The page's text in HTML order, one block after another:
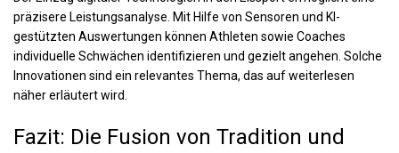
präzisere Leistungsanalyse. Mit Hilfe von Sensoren und KI-
gestützten Auswertungen können Athleten sowie Coaches
individuelle Schwächen identifizieren und gezielt angehen. Solche
Innovationen sind ein relevantes Thema, das auf weiterlesen
näher erläutert wird.
Fazit: Die Fusion von Tradition und